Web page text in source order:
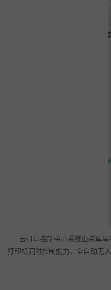
美
点
云打印控制中心系统由点单星经
打印机同时控制能力、全自动无